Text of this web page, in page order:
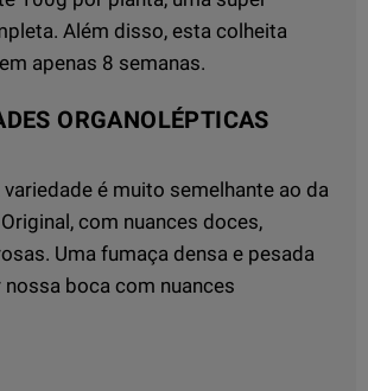
Além disso, esta colheita
apenas 8 semanas.
ORGANOLÉPTICAS
é muito semelhante ao da
com nuances doces,
Uma fumaça densa e pesada
nossa boca com nuances